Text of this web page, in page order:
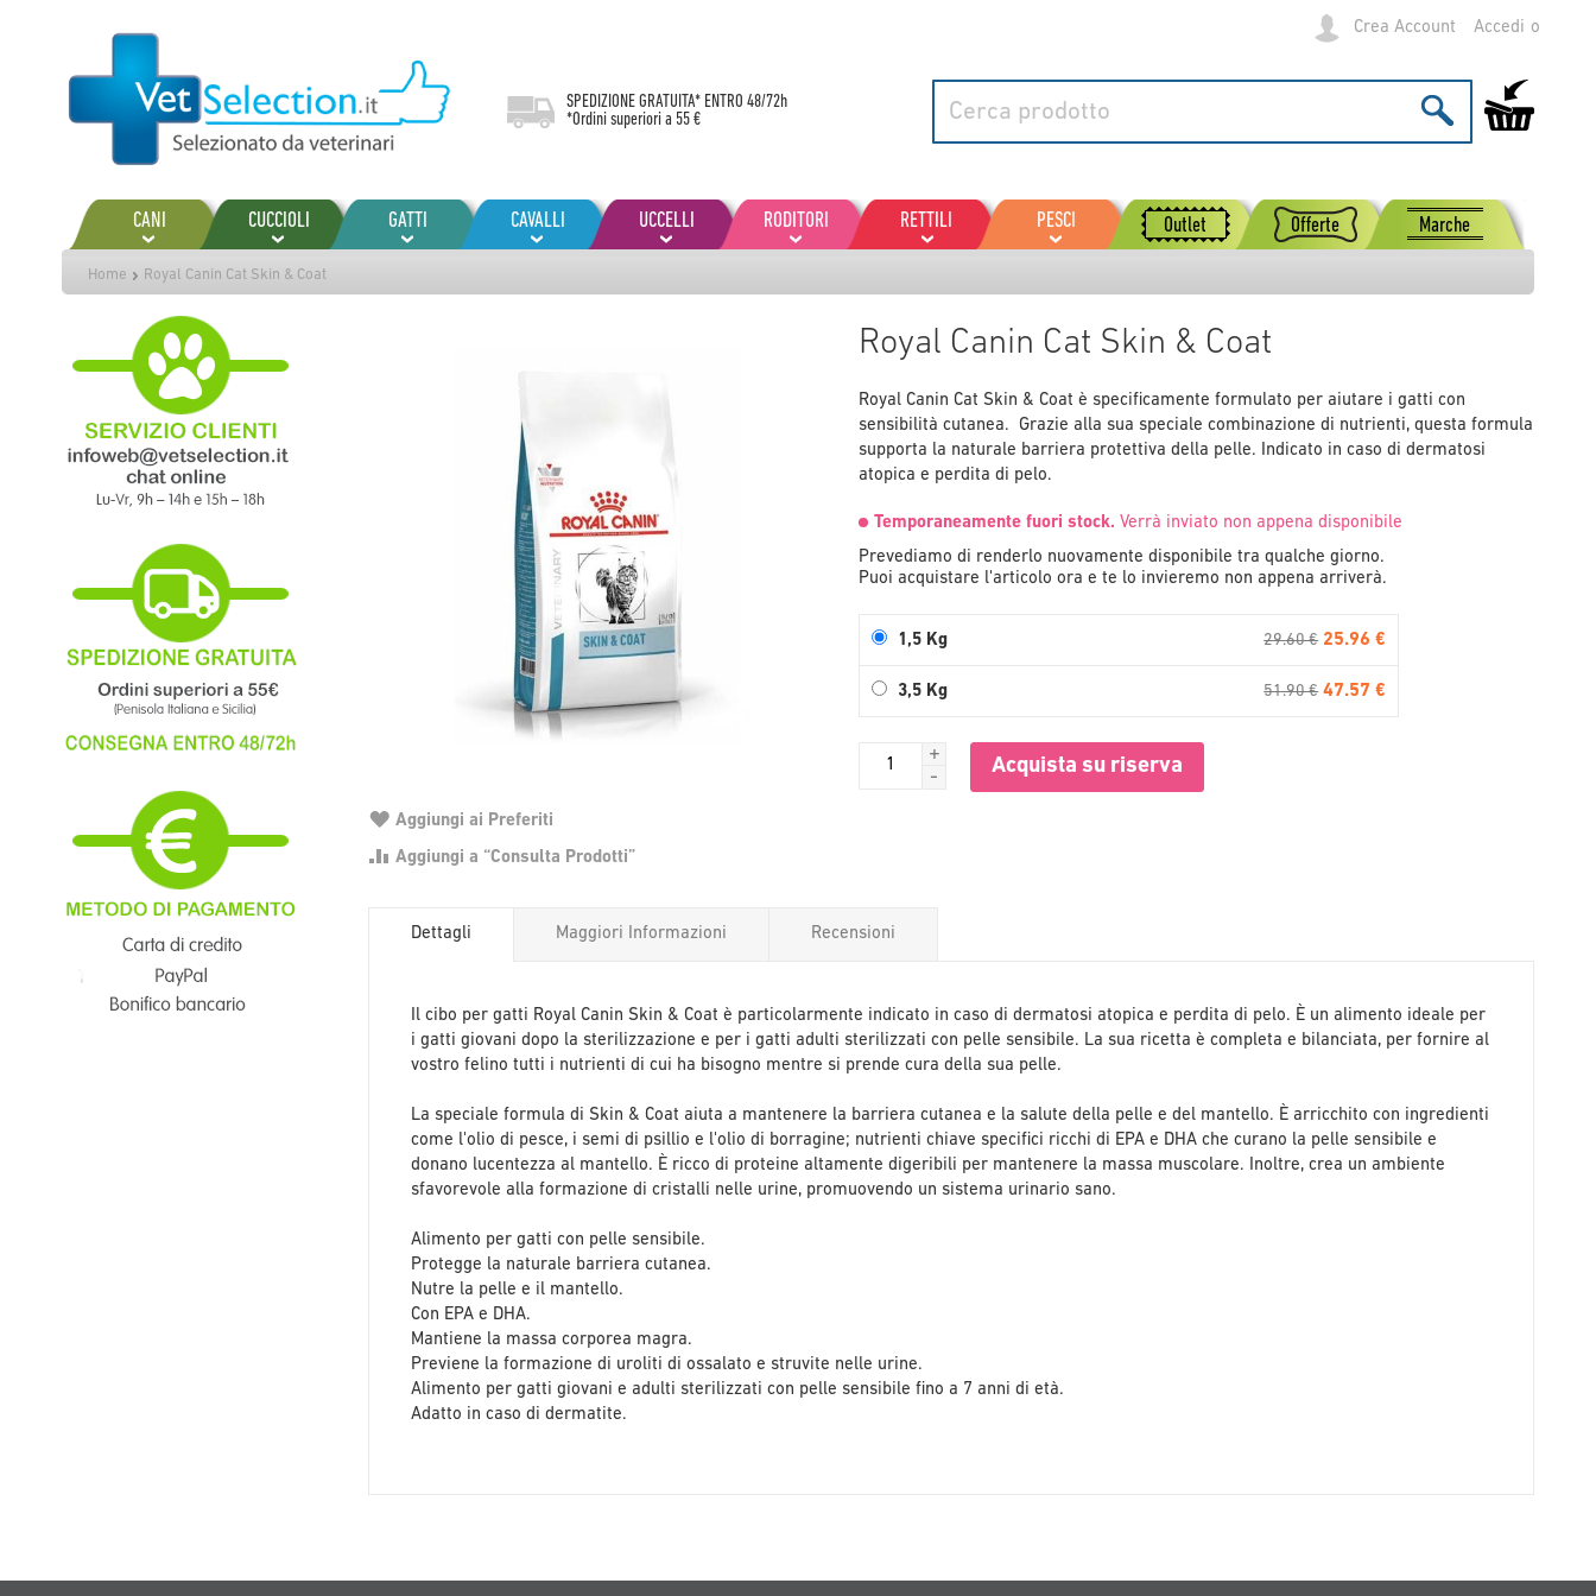
contenuto
Crea Account Accedi
SPEDIZIONE GRATUITA* ENTRO 48/72h
*Ordini superiori a 55 €
Carrello
CANI CUCCIOLI GATTI CAVALLI UCCELLI RODITORI RETTILI PESCI Outlet Offerte Marche
Home Royal Canin Cat Skin & Coat
Royal Canin Cat Skin & Coat
Royal Canin Cat Skin & Coat è specificamente formulato per aiutare i gatti con
sensibilità cutanea. Grazie alla sua speciale combinazione di nutrienti, questa formula
supporta la naturale barriera protettiva della pelle. Indicato in caso di dermatosi
atopica e perdita di pelo.
Temporaneamente fuori stock. Verrà inviato non appena disponibile
Prevediamo di renderlo nuovamente disponibile tra qualche giorno.
Puoi acquistare l'articolo ora e te lo invieremo non appena arriverà.
1,5 Kg 29.60 € 25.96 €
3,5 Kg 51.90 € 47.57 €
+
-
Acquista su riserva
Aggiungi ai Preferiti
Aggiungi a “Consulta Prodotti”
all'inizio
di
Dettagli
Il cibo per gatti Royal Canin Skin & Coat è particolarmente indicato in caso di dermatosi atopica e perdita di pelo. È un alimento ideale per
i gatti giovani dopo la sterilizzazione e per i gatti adulti sterilizzati con pelle sensibile. La sua ricetta è completa e bilanciata, per fornire al
vostro felino tutti i nutrienti di cui ha bisogno mentre si prende cura della sua pelle.
La speciale formula di Skin & Coat aiuta a mantenere la barriera cutanea e la salute della pelle e del mantello. È arricchito con ingredienti
come l'olio di pesce, i semi di psillio e l'olio di borragine; nutrienti chiave specifici ricchi di EPA e DHA che curano la pelle sensibile e
donano lucentezza al mantello. È ricco di proteine altamente digeribili per mantenere la massa muscolare. Inoltre, crea un ambiente
sfavorevole alla formazione di cristalli nelle urine, promuovendo un sistema urinario sano.
Alimento per gatti con pelle sensibile.
Protegge la naturale barriera cutanea.
Nutre la pelle e il mantello.
Con EPA e DHA.
Mantiene la massa corporea magra.
Previene la formazione di uroliti di ossalato e struvite nelle urine.
Alimento per gatti giovani e adulti sterilizzati con pelle sensibile fino a 7 anni di età.
Adatto in caso di dermatite.
Maggiori Informazioni Recensioni